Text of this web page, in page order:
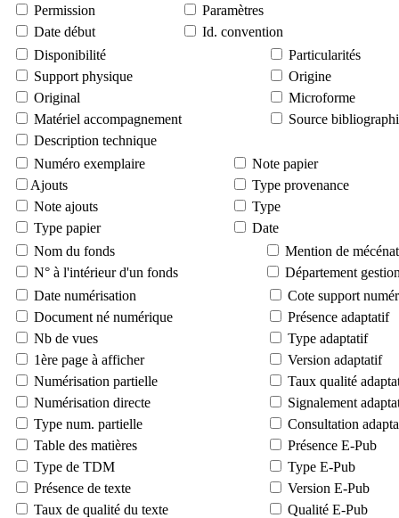
Permission
Paramètres
Date début
Id. convention
Disponibilité
Particularités
Support physique
Origine
Original
Microforme
Matériel accompagnement
Source
Description technique
Numéro exemplaire
Note papier
Ajouts
Type provenance
Note ajouts
Type
Type papier
Date
Nom du fonds
Mention de mécénat
N° à l'intérieur d'un fonds
Département
Date numérisation
Cote support
Document né numérique
Présence adaptatif
Nb de vues
Type adaptatif
1ère page à afficher
Version adaptatif
Numérisation partielle
Taux qualité
Numérisation directe
Signalement
Type num. partielle
Consultation
Table des matières
Présence E-Pub
Type de TDM
Type E-Pub
Présence de texte
Version E-Pub
Taux de qualité du texte
Qualité E-Pub